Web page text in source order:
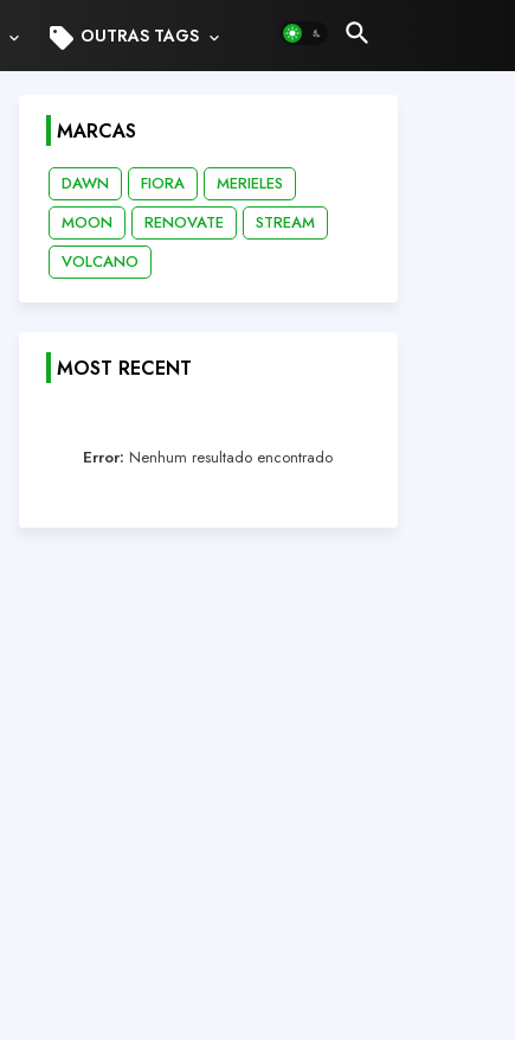
sell OUTRAS TAGS
MARCAS
DAWN FIORA
MERIELES
MOON
RENOVATE
STREAM
VOLCANO
MOST RECENT
Error: Nenhum resultado encontrado